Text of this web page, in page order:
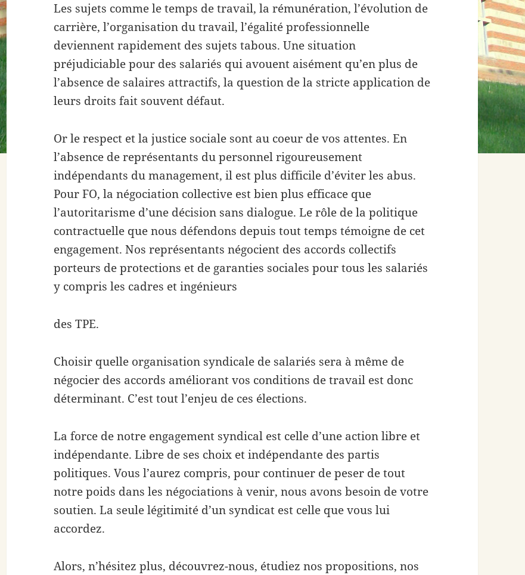
Les sujets comme le temps de travail, la rémunération, l’évolution de
carrière, l’organisation du travail, l’égalité professionnelle
deviennent rapidement des sujets tabous. Une situation
préjudiciable pour des salariés qui avouent aisément qu’en plus de
l’absence de salaires attractifs, la question de la stricte application de
leurs droits fait souvent défaut.
Or le respect et la justice sociale sont au coeur de vos attentes. En
l’absence de représentants du personnel rigoureusement
indépendants du management, il est plus difficile d’éviter les abus.
Pour FO, la négociation collective est bien plus efficace que
l’autoritarisme d’une décision sans dialogue. Le rôle de la politique
contractuelle que nous défendons depuis tout temps témoigne de cet
engagement. Nos représentants négocient des accords collectifs
porteurs de protections et de garanties sociales pour tous les salariés
y compris les cadres et ingénieurs
des TPE.
Choisir quelle organisation syndicale de salariés sera à même de
négocier des accords améliorant vos conditions de travail est donc
déterminant. C’est tout l’enjeu de ces élections.
La force de notre engagement syndical est celle d’une action libre et
indépendante. Libre de ses choix et indépendante des partis
politiques. Vous l’aurez compris, pour continuer de peser de tout
notre poids dans les négociations à venir, nous avons besoin de votre
soutien. La seule légitimité d’un syndicat est celle que vous lui
accordez.
Alors, n’hésitez plus, découvrez-nous, étudiez nos propositions, nos